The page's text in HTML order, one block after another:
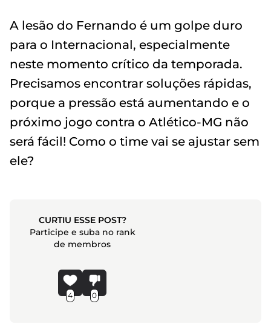
A lesão do Fernando é um golpe duro
para o Internacional, especialmente
neste momento crítico da temporada.
Precisamos encontrar soluções rápidas,
porque a pressão está aumentando e o
próximo jogo contra o Atlético-MG não
será fácil! Como o time vai se ajustar sem
ele?
CURTIU ESSE POST?
Participe e suba no rank
de membros
4 0